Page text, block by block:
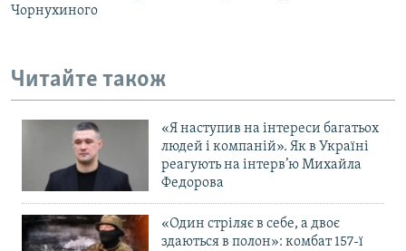
Чорнухиного
Читайте також
«Я наступив на інтереси багатьох
людей і компаній». Як в Україні
реагують на інтерв’ю Михайла
Федорова
«Один стріляє в себе, а двоє
здаються в полон»: комбат 157-ї